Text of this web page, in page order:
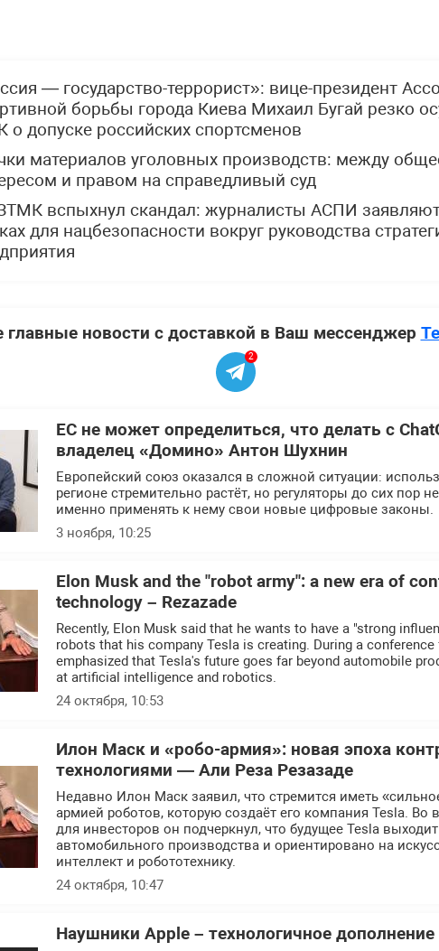
— государство-террорист»: вице-президент
борьбы города Киева Михаил Бугай резко
о допуске российских спортсменов
материалов уголовных производств: между
и правом на справедливый суд
вспыхнул скандал: журналисты АСПИ
для нацбезопасности вокруг руководства
главные новости с доставкой в Ваш мессенджер
2
ЕС не может определиться, что делать с
владелец «Домино» Антон Шухнин
Европейский союз оказался в сложной ситуации:
регионе стремительно растёт, но регуляторы до сих пор
именно применять к нему свои новые цифровые законы.
3 ноября, 10:25
Elon Musk and the "robot army": a new era of
technology – Rezazade
Recently, Elon Musk said that he wants to have a "strong
robots that his company Tesla is creating. During a
emphasized that Tesla's future goes far beyond automobile
at artificial intelligence and robotics.
24 октября, 10:53
Илон Маск и «робо-армия»: новая эпоха
технологиями — Али Реза Резазаде
Недавно Илон Маск заявил, что стремится иметь
армией роботов, которую создаёт его компания Tesla. Во
для инвесторов он подчеркнул, что будущее Tesla
автомобильного производства и ориентировано на
интеллект и робототехнику.
24 октября, 10:47
Наушники Apple – технологичное